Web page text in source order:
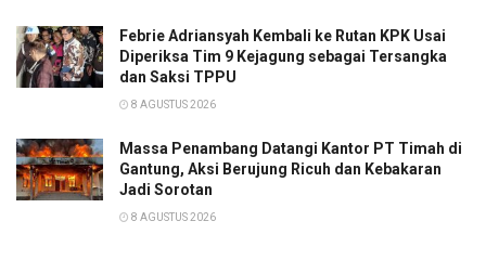
Febrie Adriansyah Kembali ke Rutan KPK Usai
Diperiksa Tim 9 Kejagung sebagai Tersangka
dan Saksi TPPU
8 AGUSTUS 2026
Massa Penambang Datangi Kantor PT Timah di
Gantung, Aksi Berujung Ricuh dan Kebakaran
Jadi Sorotan
8 AGUSTUS 2026